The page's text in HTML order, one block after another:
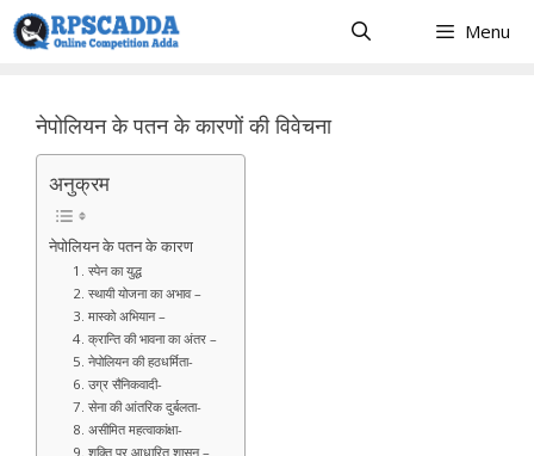
Skip
to
Menu
नेपोलियन के पतन के कारणों की विवेचना
अनुक्रम
नेपोलियन के पतन के कारण
1. स्पेन का युद्ध
2. स्थायी योजना का अभाव –
3. मास्को अभियान –
4. क्रान्ति की भावना का अंतर –
5. नेपोलियन की हठधर्मिता-
6. उग्र सैनिकवादी-
7. सेना की आंतरिक दुर्बलता-
8. असीमित महत्वाकांक्षा-
9. शक्ति पर आधारित शासन –